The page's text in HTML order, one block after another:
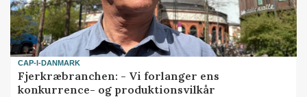
CAP-I-DANMARK
Fjerkræbranchen: - Vi forlanger ens
konkurrence- og produktionsvilkår